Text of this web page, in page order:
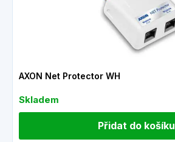
AXON Net Protector WH
Skladem
Přidat do košíku